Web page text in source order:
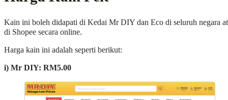
Kain ini boleh didapati di Kedai Mr DIY dan Eco di seluruh negara
di Shopee secara online.
Harga kain ini adalah seperti berikut:
i) Mr DIY: RM5.00